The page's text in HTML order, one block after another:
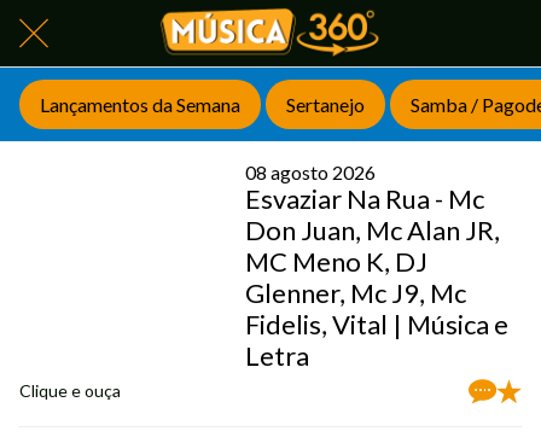
Lançamentos da Semana Sertanejo Samba /
08 agosto 2026
Esvaziar Na Rua - Mc
Don Juan, Mc Alan JR,
MC Meno K, DJ
Glenner, Mc J9, Mc
Fidelis, Vital | Música e
Letra
Clique e ouça